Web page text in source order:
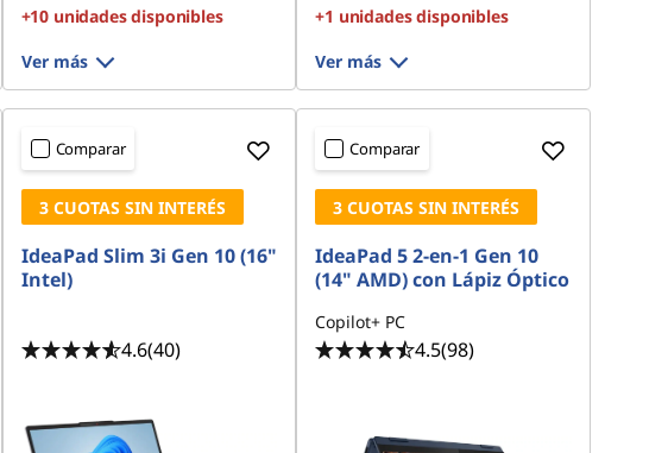
+10 unidades disponibles
Ver más
+1 unidades disponibles
Ver más
Comparar
3 CUOTAS SIN INTERÉS
IdeaPad Slim 3i Gen 10 (16"
Intel)
4.6(40)
Comparar
3 CUOTAS SIN INTERÉS
IdeaPad 5 2-en-1 Gen 10
(14" AMD) con Lápiz Óptico
Copilot+ PC
4.5(98)